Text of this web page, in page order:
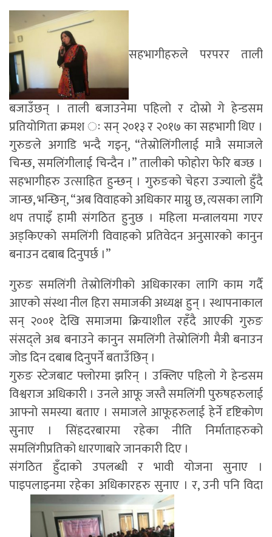
सहभागीहरुले परपरर ताली
बजाउँछन् । ताली बजाउनेमा पहिलो र दोस्रो गे हेन्डसम
प्रतियोगिता क्रमश ः सन् २०१३ र २०१७ का सहभागी थिए ।
गुरुङले अगाडि भन्दै गइन्, “तेस्रोलिंगीलाई मात्रै समाजले
चिन्छ, समलिंगीलाई चिन्दैन ।” तालीको फोहोरा फेरि बज्छ ।
सहभागीहरु उत्साहित हुन्छन् । गुरुङको चेहरा उज्यालो हुँदै
जान्छ, भन्छिन्, “अब विवाहको अधिकार माग्नु छ, त्यसका लागि
थप तपाइँ हामी संगठित हुनुछ । महिला मन्त्रालयमा गएर
अड्किएको समलिंगी विवाहको प्रतिवेदन अनुसारको कानुन
बनाउन दबाब दिनुपर्छ ।”
गुरुङ समलिंगी तेस्रोलिंगीको अधिकारका लागि काम गर्दै
आएको संस्था नील हिरा समाजकी अध्यक्ष हुन् । स्थापनाकाल
सन् २००१ देखि समाजमा क्रियाशील रहँदै आएकी गुरुङ
संसद्ले अब बनाउने कानुन समलिंगी तेस्रोलिंगी मैत्री बनाउन
जोड दिन दबाब दिनुपर्ने बताउँछिन् ।
गुरुङ स्टेजबाट फ्लोरमा झरिन् । उक्लिए पहिलो गे हेन्डसम
विश्वराज अधिकारी । उनले आफू जस्तै समलिंगी पुरुषहरुलाई
आफ्नो समस्या बताए । समाजले आफूहरुलाई हेर्ने दृष्टिकोण
सुनाए । सिंहदरबारमा रहेका नीति निर्माताहरुको
समलिंगीप्रतिको धारणाबारे जानकारी दिए ।
संगठित हुँदाको उपलब्धी र भावी योजना सुनाए ।
पाइपलाइनमा रहेका अधिकारहरु सुनाए । र, उनी पनि विदा